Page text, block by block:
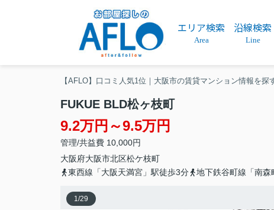
エリア検索
Area
沿線検索
Line
【AFLO】口コミ人気1位｜大阪市の賃貸マンション情報を探
FUKUE BLD松ヶ枝町
9.2万円～9.5万円
管理/共益費 10,000円
大阪府大阪市北区松ケ枝町
東西線「大阪天満宮」駅徒歩3分
地下鉄谷町線「南森
1/29